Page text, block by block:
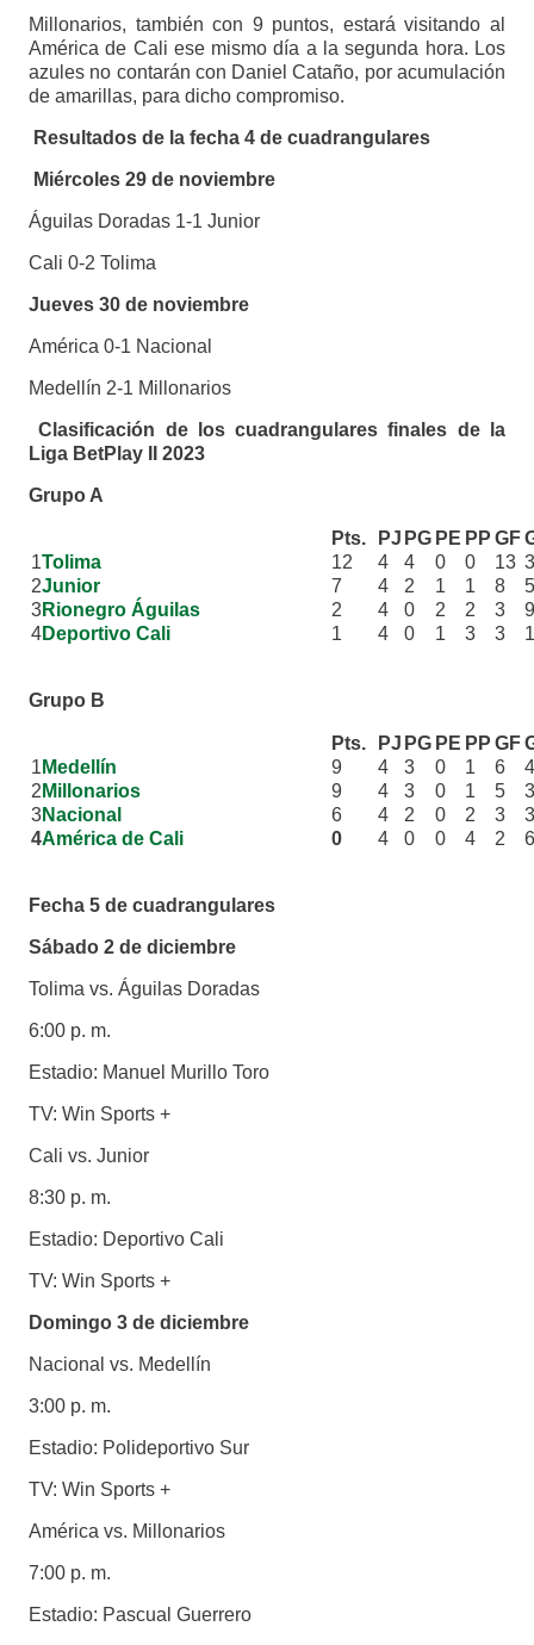
Millonarios, también con 9 puntos, estará visitando al
América de Cali ese mismo día a la segunda hora. Los
azules no contarán con Daniel Cataño, por acumulación
de amarillas, para dicho compromiso.
Resultados de la fecha 4 de cuadrangulares
Miércoles 29 de noviembre
Águilas Doradas 1-1 Junior
Cali 0-2 Tolima
Jueves 30 de noviembre
América 0-1 Nacional
Medellín 2-1 Millonarios
Clasificación de los cuadrangulares finales de la
Liga BetPlay II 2023
Grupo A
Pts. PJ PG PE PP GF
1Tolima 12 4 4 0 0 13 3
2Junior 7 4 2 1 1 8
5
3Rionegro Águilas 2 4 0 2 2 3
9
4Deportivo Cali 1 4 0 1 3 3
Grupo B
Pts. PJ PG PE PP GF
1Medellín 9 4 3 0 1 6
4
2 Millonarios 9 4 3 0 1 5
3
3Nacional 6 4 2 0 2 3
3
4América de Cali 0 4 0 0 4 2 6
Fecha 5 de cuadrangulares
Sábado 2 de diciembre
Tolima vs. Águilas Doradas
6:00 p. m.
Estadio: Manuel Murillo Toro
TV: Win Sports +
Cali vs. Junior
8:30 p. m.
Estadio: Deportivo Cali
TV: Win Sports +
Domingo 3 de diciembre
Nacional vs. Medellín
3:00 p. m.
Estadio: Polideportivo Sur
TV: Win Sports +
América vs. Millonarios
7:00 p. m.
Estadio: Pascual Guerrero